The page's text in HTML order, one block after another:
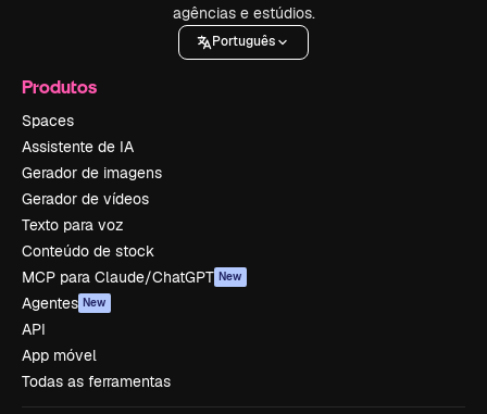
agências e estúdios.
Português
Produtos
Spaces
Assistente de IA
Gerador de imagens
Gerador de vídeos
Texto para voz
Conteúdo de stock
MCP para Claude/ChatGPT New
Agentes New
API
App móvel
Todas as ferramentas